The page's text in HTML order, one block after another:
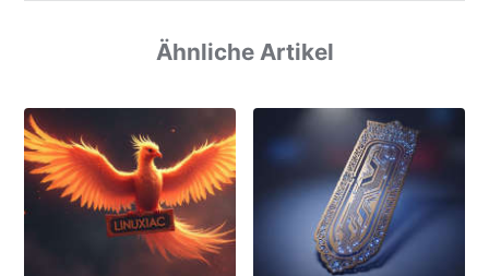
Ähnliche Artikel